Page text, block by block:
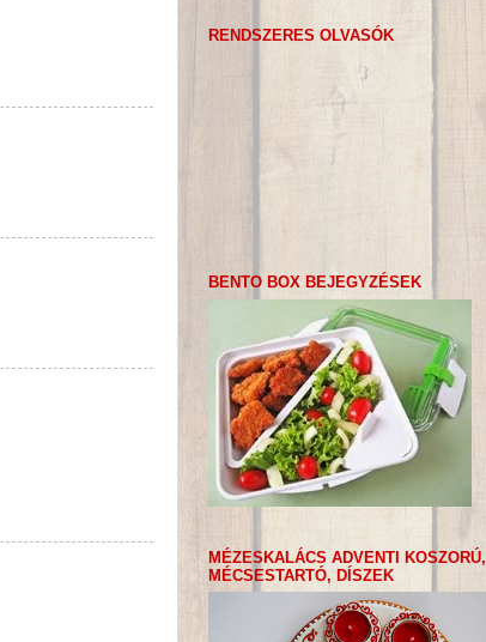
RENDSZERES OLVASÓK
BENTO BOX BEJEGYZÉSEK
MÉZESKALÁCS ADVENTI KOSZORÚ,
MÉCSESTARTÓ, DÍSZEK